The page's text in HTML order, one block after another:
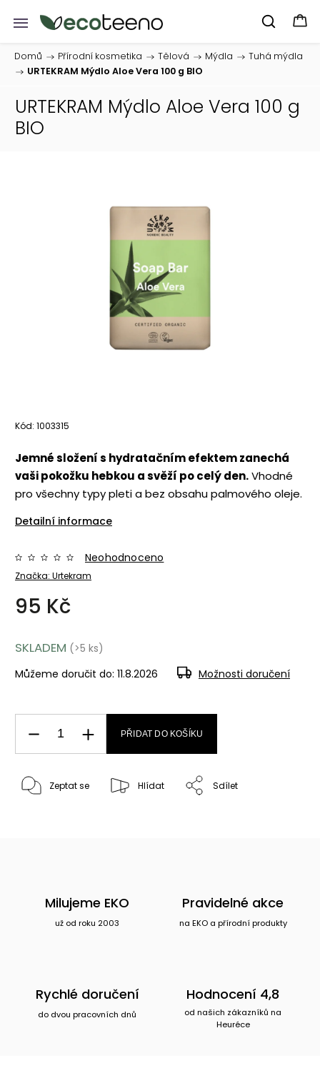
Domů / Přírodní kosmetika / Tělová / Mýdla /
Tuhá mýdla
/
URTEKRAM Mýdlo Aloe Vera 100 g BIO
URTEKRAM Mýdlo Aloe Vera 100 g
BIO
Kód: 1003315
Jemné složení s hydratačním efektem zanechá
vaši pokožku hebkou a svěží po celý den.Vhodné
pro všechny typy pleti a bez obsahu palmového oleje.
Detailní informace
Značka: Urtekram
Neohodnoceno
95 Kč
SKLADEM (>5 ks)
Můžeme doručit do: 11.8.2026 Možnosti doručení
PŘIDAT DO KOŠÍKU
Zeptat se Hlídat Sdílet
Milujeme EKO
už od roku 2003
Pravidelné akce
na EKO a přírodní produkty
Rychlé doručení
do dvou pracovních dnů
Hodnocení 4,8
od našich zákazníků na
Heuréce